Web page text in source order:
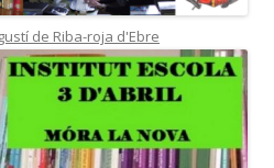
de Riba-roja d'Ebre